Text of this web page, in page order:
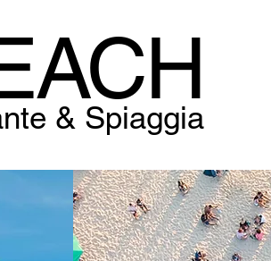
& Spiaggia